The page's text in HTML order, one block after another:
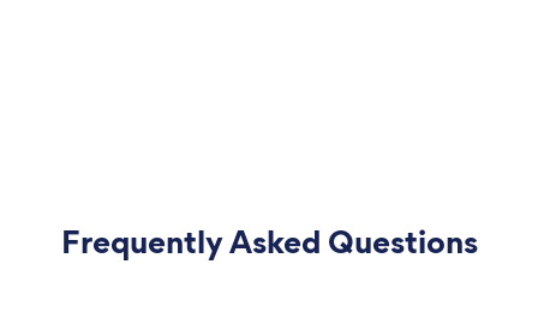
Frequently Asked Questions